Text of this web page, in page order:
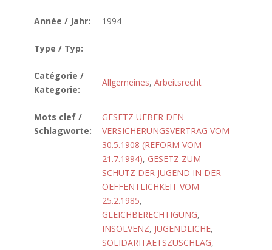
Année / Jahr: 1994
Type / Typ:
Catégorie /
Kategorie:
Allgemeines, Arbeitsrecht
Mots clef /
Schlagworte:
GESETZ UEBER DEN
VERSICHERUNGSVERTRAG VOM
30.5.1908 (REFORM VOM
21.7.1994), GESETZ ZUM
SCHUTZ DER JUGEND IN DER
OEFFENTLICHKEIT VOM
25.2.1985,
GLEICHBERECHTIGUNG,
INSOLVENZ, JUGENDLICHE,
SOLIDARITAETSZUSCHLAG,